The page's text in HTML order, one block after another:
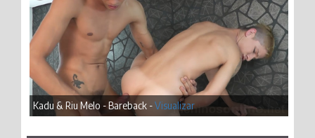
Kadu & Riu Melo - Bareback -Visualizar